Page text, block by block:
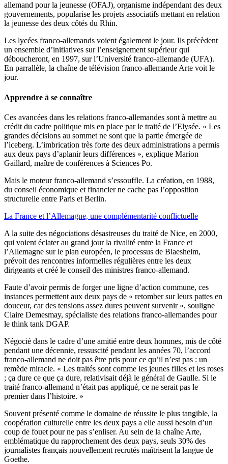
allemand pour la jeunesse (OFAJ), organisme indépendant des deux
gouvernements, popularise les projets associatifs mettant en relation
la jeunesse des deux côtés du Rhin.
Les lycées franco-allemands voient également le jour. Ils précèdent
un ensemble d’initiatives sur l’enseignement supérieur qui
déboucheront, en 1997, sur l’Université franco-allemande (UFA).
En parrallèle, la chaîne de télévision franco-allemande Arte voit le
jour.
Apprendre à se connaître
Ces avancées dans les relations franco-allemandes sont à mettre au
crédit du cadre politique mis en place par le traité de l’Elysée. « Les
grandes décisions au sommet ne sont que la partie émergée de
l’iceberg. L’imbrication très forte des deux administrations a permis
aux deux pays d’aplanir leurs différences », explique Marion
Gaillard, maître de conférences à Sciences Po.
Mais le moteur franco-allemand s’essouffle. La création, en 1988,
du conseil économique et financier ne cache pas l’opposition
structurelle entre Paris et Berlin.
La France et l’Allemagne, une complémentarité conflictuelle
A la suite des négociations désastreuses du traité de Nice, en 2000,
qui voient éclater au grand jour la rivalité entre la France et
l’Allemagne sur le plan européen, le processus de Blaesheim,
prévoit des rencontres informelles régulières entre les deux
dirigeants et créé le conseil des ministres franco-allemand.
Faute d’avoir permis de forger une ligne d’action commune, ces
instances permettent aux deux pays de « retomber sur leurs pattes en
douceur, car des tensions assez dures peuvent survenir », souligne
Claire Demesmay, spécialiste des relations franco-allemandes pour
le think tank DGAP.
Négocié dans le cadre d’une amitié entre deux hommes, mis de côté
pendant une décennie, ressuscité pendant les années 70, l’accord
franco-allemand ne doit pas être pris pour ce qu’il n’est pas : un
remède miracle. « Les traités sont comme les jeunes filles et les roses
; ça dure ce que ça dure, relativisait déjà le général de Gaulle. Si le
traité franco-allemand n’était pas appliqué, ce ne serait pas le
premier dans l’histoire. »
Souvent présenté comme le domaine de réussite le plus tangible, la
coopération culturelle entre les deux pays a elle aussi besoin d’un
coup de fouet pour ne pas s’enliser. Au sein de la chaîne Arte,
emblématique du rapprochement des deux pays, seuls 30% des
journalistes français nouvellement recrutés maîtrisent la langue de
Goethe.